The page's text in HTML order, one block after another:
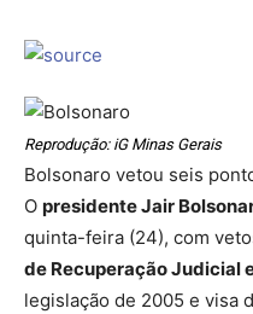
Reprodução: iG Minas Gerais
Bolsonaro vetou seis
O presidente Jair
quinta-feira (24), com
de Recuperação Judicial
legislação de 2005 e visa